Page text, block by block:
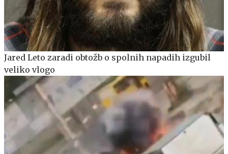
Jared Leto zaradi obtožb o spolnih napadih izgubil
veliko vlogo